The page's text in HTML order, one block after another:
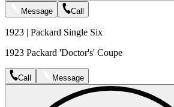
Message
Call
1923 | Packard Single Six
1923 Packard 'Doctor's' Coupe
Call Message